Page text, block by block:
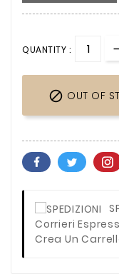
QUANTITY :
 OUT OF
Corrieri
Crea Un